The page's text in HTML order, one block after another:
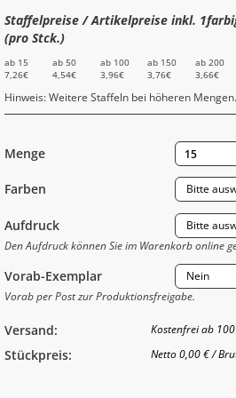
Staffelpreise / Artikelpreise inkl.
(pro Stck.)
ab 15
7,26€
ab 50
4,54€
ab 100
3,96€
ab 150
3,76€
ab 200
3,66€
Hinweis: Weitere Staffeln bei höheren
Menge
Farben Bitte
Aufdruck
Bitte
Den Aufdruck können Sie im Warenkorb online
Vorab-Exemplar
Nein
Vorab per Post zur Produktionsfreigabe.
Versand: Kostenfrei ab 100
Stückpreis: Netto 0,00 €/